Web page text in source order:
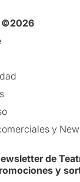
©2026
y
de
y